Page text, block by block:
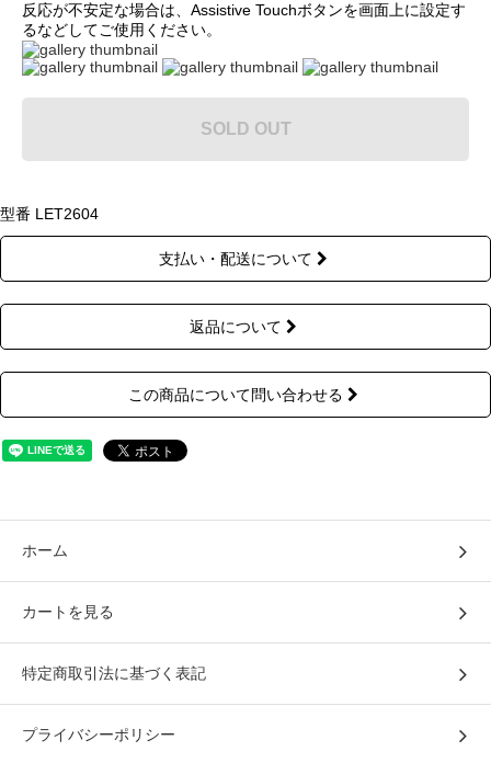
反応が不安定な場合は、Assistive Touchボタンを画面上に設定す
るなどしてご使用ください。
SOLD OUT
型番 LET2604
支払い・配送について
返品について
この商品について問い合わせる
ホーム
カートを見る
特定商取引法に基づく表記
プライバシーポリシー